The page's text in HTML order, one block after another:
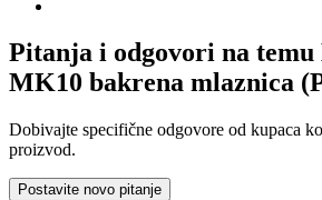
Pitanja i odgovori na
MK10 bakrena mlaznica
Dobivajte specifične odgovore od kupaca
proizvod.
Postavite novo pitanje